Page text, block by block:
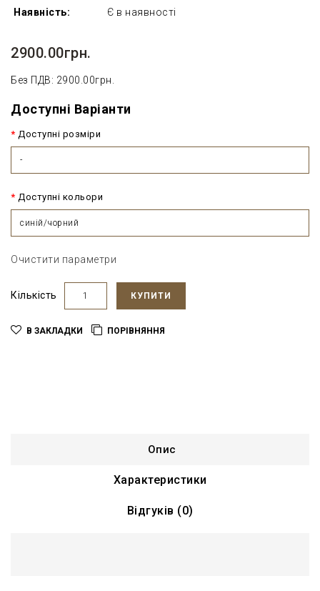
Наявність:
Є в наявності
2900.00грн.
Без ПДВ: 2900.00грн.
Доступні Варіанти
Доступні розміри
-
Доступні кольори
синій/чорний
Очистити параметри
Кількість КУПИТИ
В ЗАКЛАДКИ ПОРІВНЯННЯ
Опис
Характеристики
Відгуків (0)